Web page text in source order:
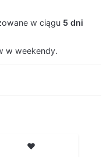
w ciągu 5 dni
w weekendy.
❤️